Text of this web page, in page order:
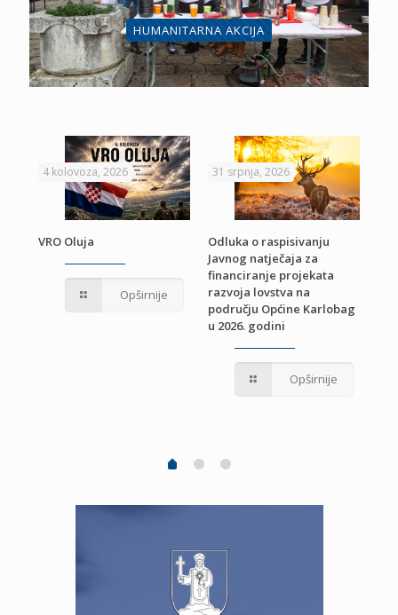
HUMANITARNA AKCIJA
4 kolovoza, 2026
VRO Oluja
Opširnije
31 srpnja, 2026
Odluka o raspisivanju
Javnog natječaja za
financiranje projekata
razvoja lovstva na
području Općine Karlobag
u 2026. godini
Opširnije